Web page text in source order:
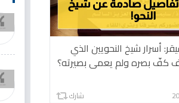
أسرار شيخ النحويين الذي
كفّ بصره ولم يعمى بصيرته؟
شارك